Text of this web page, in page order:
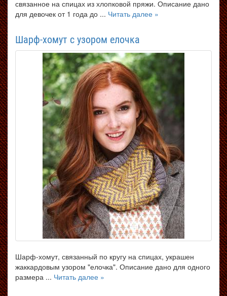
связанное на спицах из хлопковой пряжи. Описание дано
для девочек от 1 года до ... Читать далее »
Шарф-хомут с узором елочка
Шарф-хомут, связанный по кругу на спицах, украшен
жаккардовым узором "елочка". Описание дано для одного
размера ... Читать далее »